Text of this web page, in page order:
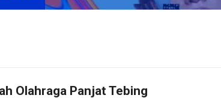
Olahraga Panjat Tebing